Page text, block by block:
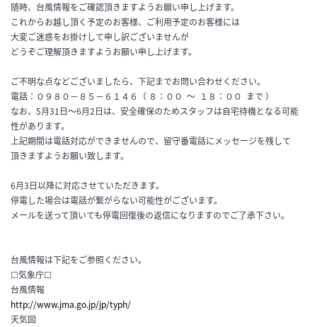
随時、台風情報をご確認頂きますようお願い申し上げます。
これからお越し頂く予定のお客様、ご利用予定のお客様には
大変ご迷惑をお掛けして申し訳ございませんが
どうぞご理解頂きますようお願い申し上げます。
ご不明な点などございましたら、下記までお問い合わせください。
電話：０９８０−８５−６１４６（ ８：００ ～ １８：００ まで ）
なお、5月31日～6月2日は、安全確保のためスタッフは自宅待機となる可能
性があります。
上記期間は電話対応ができませんので、留守番電話にメッセージを残して
頂きますようお願い致します。
6月3日以降に対応させていただきます。
停電した場合は電話が繋がらない可能性がございます。
メールを送って頂いても停電回復後の返信になりますのでご了承下さい。
台風情報は下記をご参照ください。
☐気象庁☐
台風情報
http://www.jma.go.jp/jp/typh/
天気図